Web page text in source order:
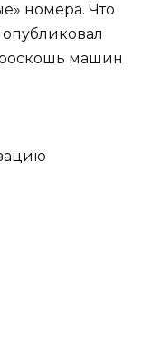
номера. Что
машин